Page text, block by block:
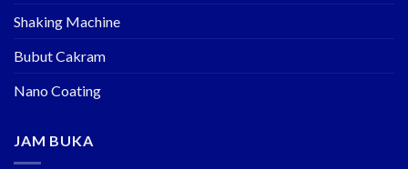
Shaking Machine
Bubut Cakram
Nano Coating
JAM BUKA